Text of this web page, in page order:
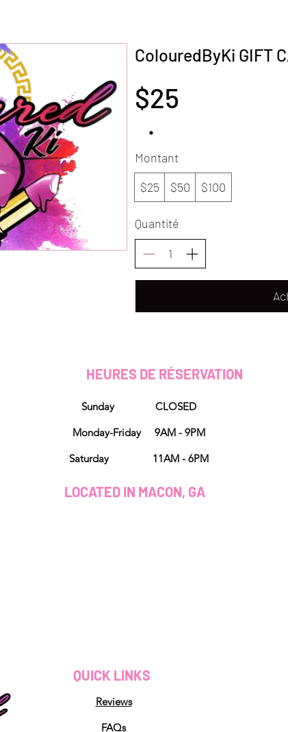
ColouredByKi GIFT
$25
Montant
$25
$50 $100
Quantité
HEURES DE RÉSERVATION
Sunday CLOSED
Monday-Friday 9AM - 9PM
Saturday 11AM - 6PM
LOCATED IN MACON, GA
QUICK LINKS
Reviews
FAQs